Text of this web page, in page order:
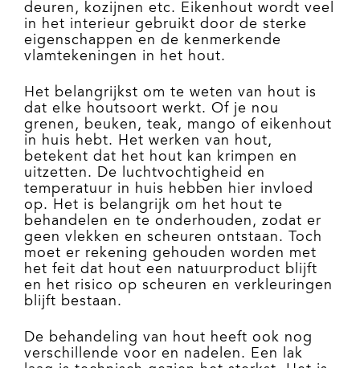
deuren, kozijnen etc. Eikenhout wordt veel
in het interieur gebruikt door de sterke
eigenschappen en de kenmerkende
vlamtekeningen in het hout.
Het belangrijkst om te weten van hout is
dat elke houtsoort werkt. Of je nou
grenen, beuken, teak, mango of eikenhout
in huis hebt. Het werken van hout,
betekent dat het hout kan krimpen en
uitzetten. De luchtvochtigheid en
temperatuur in huis hebben hier invloed
op. Het is belangrijk om het hout te
behandelen en te onderhouden, zodat er
geen vlekken en scheuren ontstaan. Toch
moet er rekening gehouden worden met
het feit dat hout een natuurproduct blijft
en het risico op scheuren en verkleuringen
blijft bestaan.
De behandeling van hout heeft ook nog
verschillende voor en nadelen. Een lak